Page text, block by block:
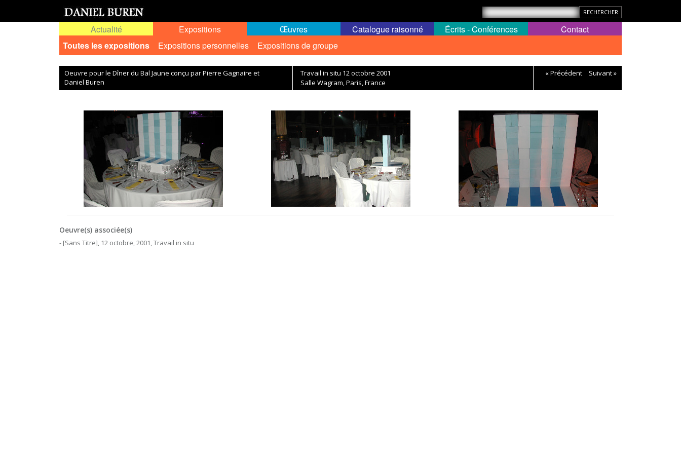
Actualité
Expositions
Toutes les expositions
Expositions personnelles Expositions de groupe
Œuvres Catalogue raisonné Écrits - Conférences Contact
Oeuvre pour le Dîner du Bal Jaune conçu par Pierre Gagnaire et
Daniel Buren
Travail in situ 12 octobre 2001
Salle Wagram, Paris, France
« Précédent Suivant »
Oeuvre(s) associée(s)
- [Sans Titre], 12 octobre, 2001, Travail in situ